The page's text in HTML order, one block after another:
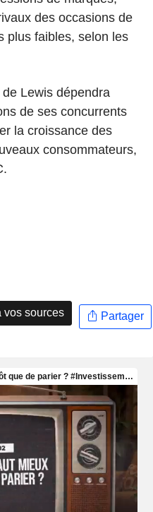
des occasions de
plus faibles, selon les
Lewis dépendra
de ses concurrents
la croissance des
consommateurs,
vos sources Partager